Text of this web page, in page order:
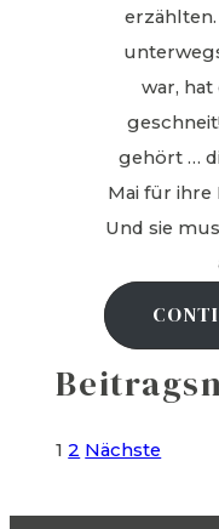
war,
gehört …
Mai für
Und sie
1 2 Nächste